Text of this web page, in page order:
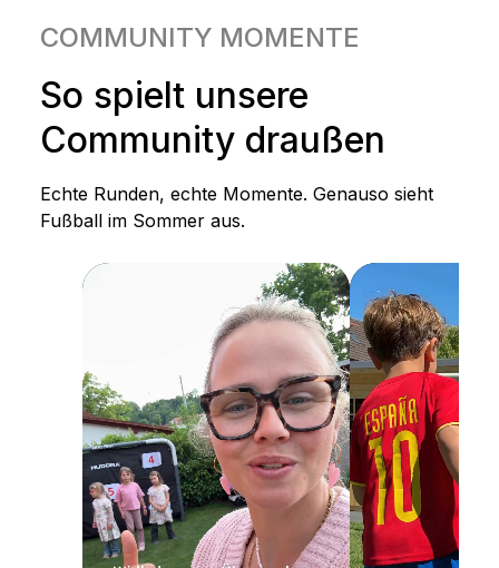
COMMUNITY MOMENTE
So spielt unsere
Community draußen
Echte Runden, echte Momente. Genauso sieht
Fußball im Sommer aus.